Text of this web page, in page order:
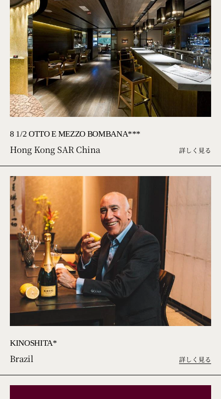
8 1/2 OTTO E MEZZO BOMBANA***
Hong Kong SAR China 詳しく見る
KINOSHITA*
Brazil 詳しく見る